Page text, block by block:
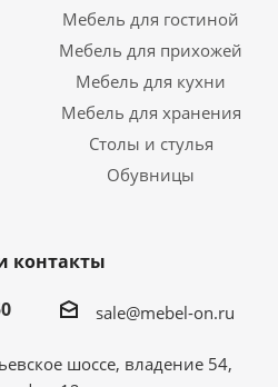
Мебель для гостиной
Мебель для прихожей
Мебель для кухни
Мебель для хранения
Столы и стулья
Обувницы
контакты
sale@mebel-on.ru
шоссе, владение 54,